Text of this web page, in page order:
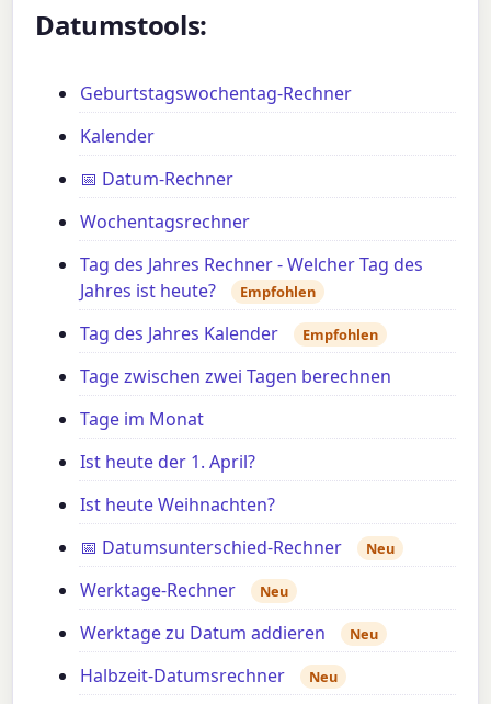
Datumstools:
Geburtstagswochentag-Rechner
Kalender
📅 Datum-Rechner
Wochentagsrechner
Tag des Jahres Rechner - Welcher Tag des
Jahres ist heute?
Empfohlen
Tag des Jahres Kalender Empfohlen
Tage zwischen zwei Tagen berechnen
Tage im Monat
Ist heute der 1. April?
Ist heute Weihnachten?
📅 Datumsunterschied-Rechner
Neu
Werktage-Rechner Neu
Werktage zu Datum addieren Neu
Halbzeit-Datumsrechner Neu